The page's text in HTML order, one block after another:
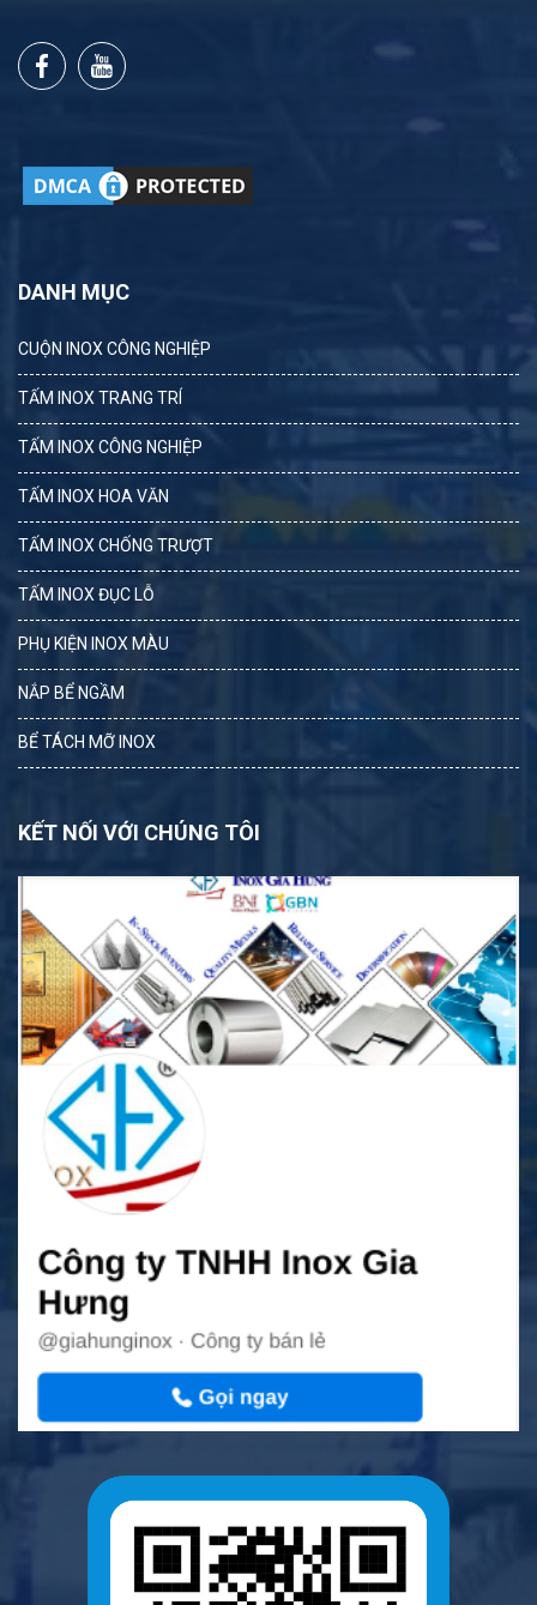
DANH MỤC
CUỘN INOX CÔNG NGHIỆP
TẤM INOX TRANG TRÍ
TẤM INOX CÔNG NGHIỆP
TẤM INOX HOA VĂN
TẤM INOX CHỐNG TRƯỢT
TẤM INOX ĐỤC LỖ
PHỤ KIỆN INOX MÀU
NẮP BỂ NGẦM
BỂ TÁCH MỠ INOX
KẾT NỐI VỚI CHÚNG TÔI